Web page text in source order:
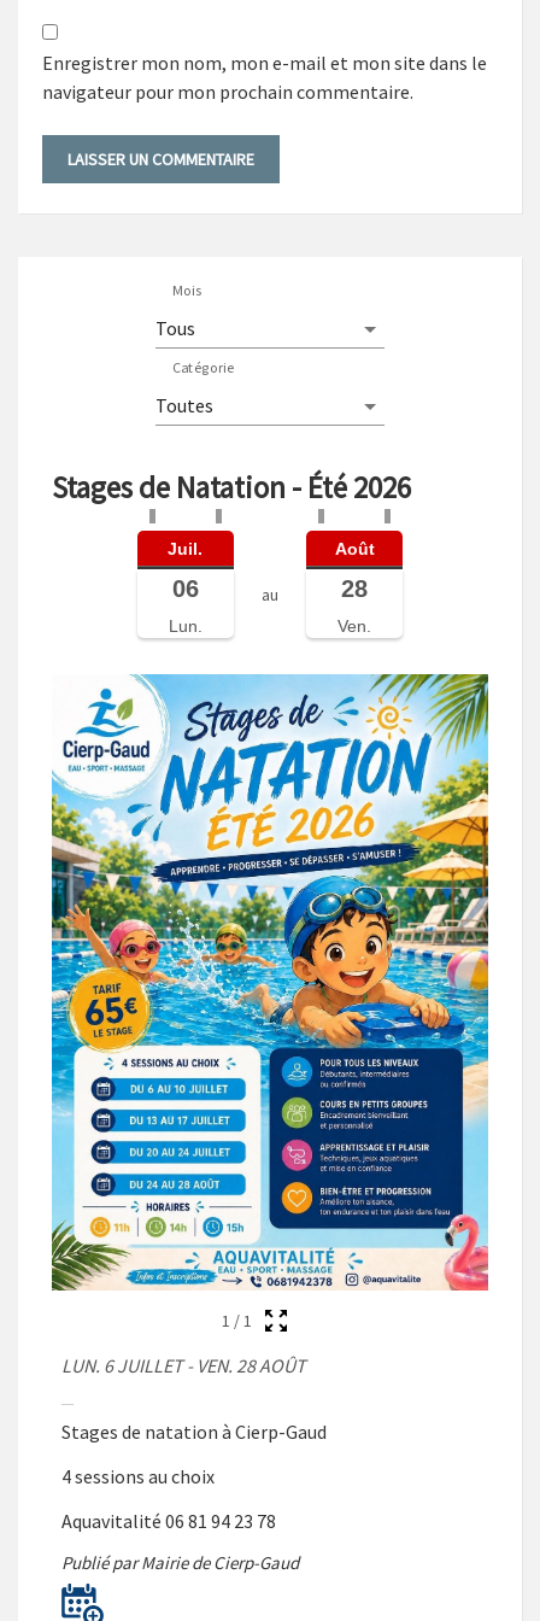
Enregistrer mon nom, mon e-mail et mon site dans le
navigateur pour mon prochain commentaire.
Mois
Catégorie
Stages de Natation - Été 2026
Juil.
06
Lun.
au
Août
28
Ven.
1 /1
LUN. 6 JUILLET - VEN. 28 AOÛT
Stages de natation à Cierp-Gaud
4 sessions au choix
Aquavitalité 06 81 94 23 78
Publié par Mairie de Cierp-Gaud